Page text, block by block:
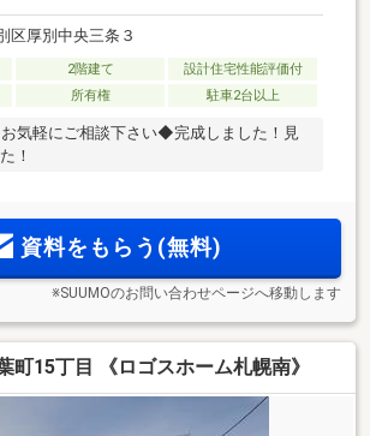
区厚別中央三条３
2階建て
設計住宅性能評価付
所有権 駐車2台以上
気軽にご相談下さい◆完成しました！見
！
資料をもらう(無料)
※SUUMOのお問い合わせページへ移動します
町15丁目 《ロゴスホーム札幌南》